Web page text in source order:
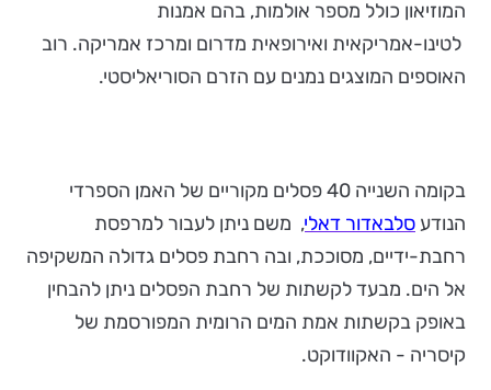
המוזיאון כולל מספר אולמות, בהם אמנות
לטינו-אמריקאית ואירופאית מדרום ומרכז אמריקה. רוב
האוספים המוצגים נמנים עם הזרם הסוריאליסטי.
בקומה השנייה 40 פסלים מקוריים של האמן הספרדי
הנודע סלבאדור דאלי, משם ניתן לעבור למרפסת
רחבת-ידיים, מסוככת, ובה רחבת פסלים גדולה המשקיפה
אל הים. מבעד לקשתות של רחבת הפסלים ניתן להבחין
באופק בקשתות אמת המים הרומית המפורסמת של
קיסריה - האקוודוקט.